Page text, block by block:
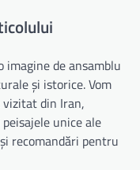
de ansamblu
și istorice. Vom
din Iran,
unice ale
recomandări pentru